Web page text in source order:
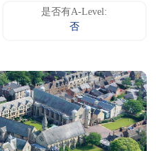
是否有A-Level:
否